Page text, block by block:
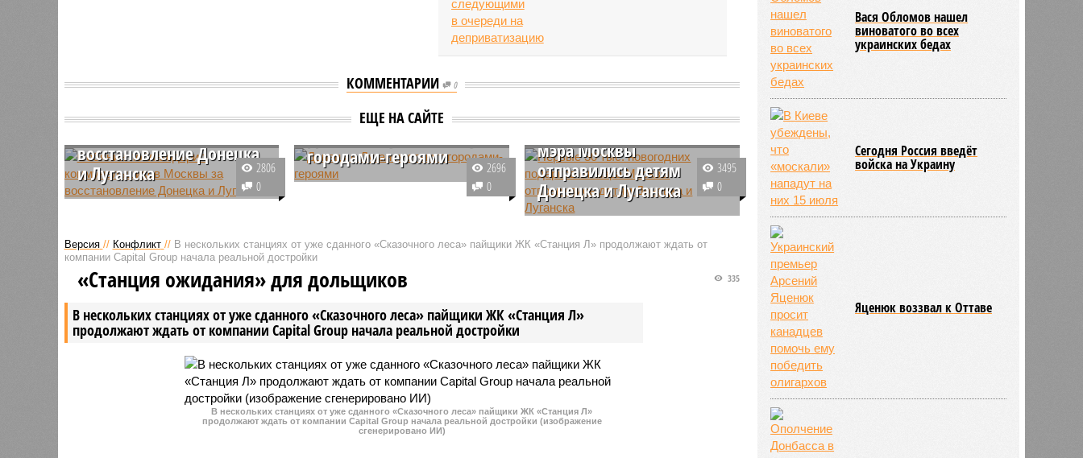
КОММЕНТАРИИ 0
ЕЩЕ НА САЙТЕ
Собянин поблагодарил
коммунальщиков
восстановление Донецка
и Луганска
Мэр российской столицы на
хозяйства Москвы отметил
огромный труд коммунальщиков,
работающих на территории ДНР
2806
0
городами-героями
По итогам коммуникаций с
Кремлём председатель ЛДПР
поддерживает предложение о
Луганской народных республик
2696
0
новогодних подарков от
мэра Москвы
отправились детям
Донецка и Луганска
Мэр Москвы Сергей Собянин
тысяч сладких подарков к
3495
0
Версия // Конфликт // В нескольких станциях от уже сданного «Сказочного леса» пайщики ЖК «Станция Л» продолжают ждать от
компании Capital Group начала реальной достройки
В нескольких станциях от уже сданного «Сказочного леса» пайщики ЖК «Станция Л»
продолжают ждать от компании Capital Group начала реальной достройки
335
«Станция ожидания» для дольщиков
В нескольких станциях от уже сданного «Сказочного леса» пайщики ЖК «Станция Л»
продолжают ждать от компании Capital Group начала реальной достройки (изображение
сгенерировано ИИ)
Вася Обломов нашел
виноватого во всех
украинских бедах
Сегодня Россия введёт
войска на Украину
Яценюк воззвал к Оттаве